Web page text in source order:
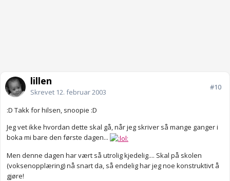
lillen
Skrevet 12. februar 2003
#10
:D Takk for hilsen, snoopie :D
Jeg vet ikke hvordan dette skal gå, når jeg skriver så mange ganger i
boka mi bare den første dagen...
Men denne dagen har vært så utrolig kjedelig.... Skal på skolen
(voksenopplæring) nå snart da, så endelig har jeg noe konstruktivt å
gjøre!